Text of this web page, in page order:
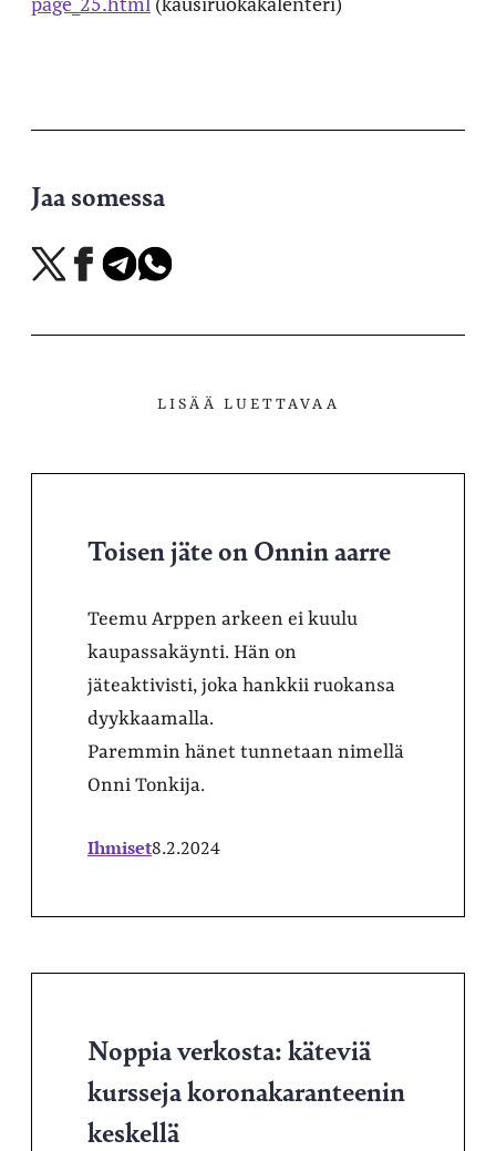
Jaa somessa
Jaa
X-
Jaa
Facebookissa
Jaa
Telegramissa
Jaa
WhatsAppissa
LISÄÄ LUETTAVAA
Toisen jäte on Onnin aarre
Teemu Arppen arkeen ei kuulu
kaupassakäynti. Hän on
jäteaktivisti, joka hankkii ruokansa
dyykkaamalla.
Paremmin hänet tunnetaan nimellä
Onni Tonkija.
Ihmiset8.2.2024
Noppia verkosta: käteviä
kursseja koronakaranteenin
keskellä